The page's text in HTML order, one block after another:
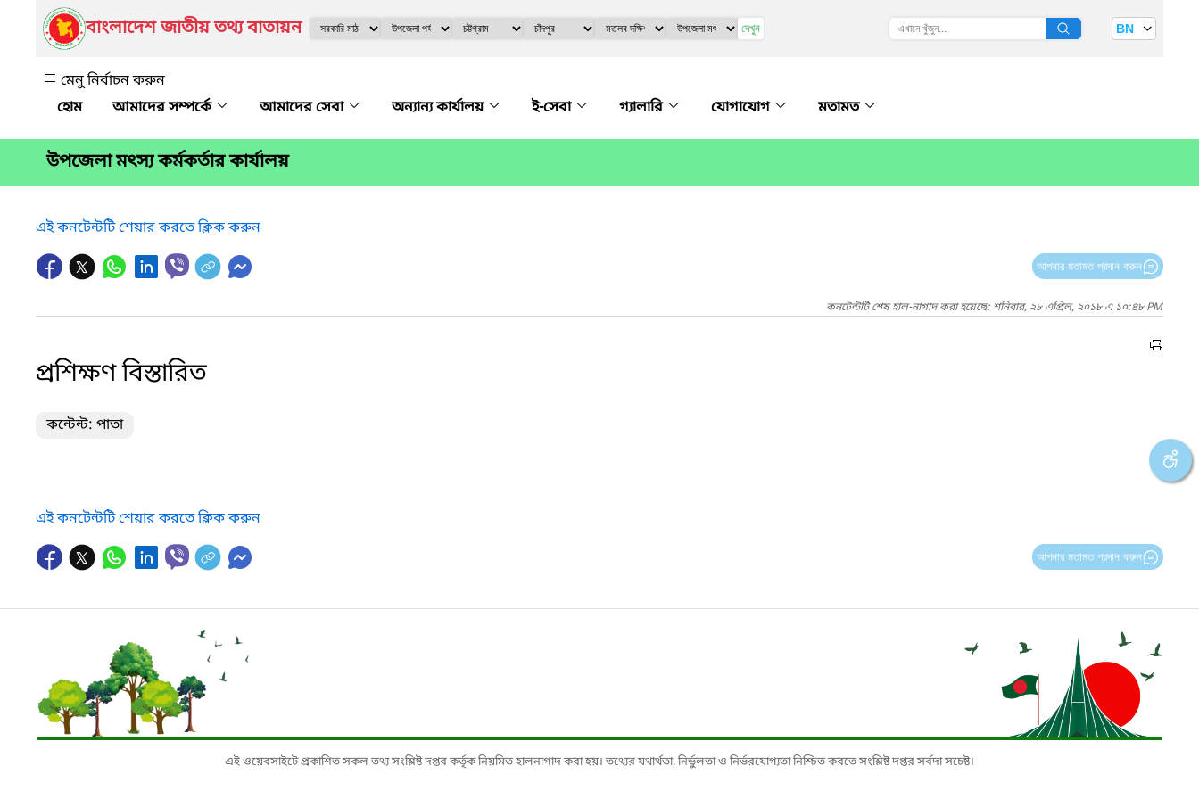
বাংলাদেশ জাতীয় তথ্য বাতায়ন দেখুন BN
মেনু নির্বাচন করুন
আমাদের সম্পর্কে
আমাদের সেবা অন্যান্য কার্যালয় ই-সেবা গ্যালারি যোগাযোগ মতামত
উপজেলা মৎস্য কর্মকর্তার কার্যালয়
এই কনটেন্টটি শেয়ার করতে ক্লিক করুন
আপনার মতামত প্রদান করুন
কনটেন্টটি শেষ হাল-নাগাদ করা হয়েছে: শনিবার, ২৮ এপ্রিল, ২০১৮ এ ১০:৪৮ PM
প্রশিক্ষণ বিস্তারিত
কন্টেন্ট: পাতা
এই কনটেন্টটি শেয়ার করতে ক্লিক করুন
আপনার মতামত প্রদান করুন
এই ওয়েবসাইটে প্রকাশিত সকল তথ্য সংশ্লিষ্ট দপ্তর কর্তৃক নিয়মিত হালনাগাদ করা হয়। তথ্যের যথার্থতা, নির্ভুলতা ও নির্ভরযোগ্যতা নিশ্চিত করতে সংশ্লিষ্ট দপ্তর সর্বদা সচেষ্ট।